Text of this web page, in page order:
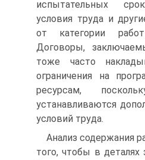
испытательных
условия труда и
от категории
Договоры,
тоже часто
ограничения на
ресурсам,
устанавливаются
условий труда.
Анализ содержания
того, чтобы в деталях